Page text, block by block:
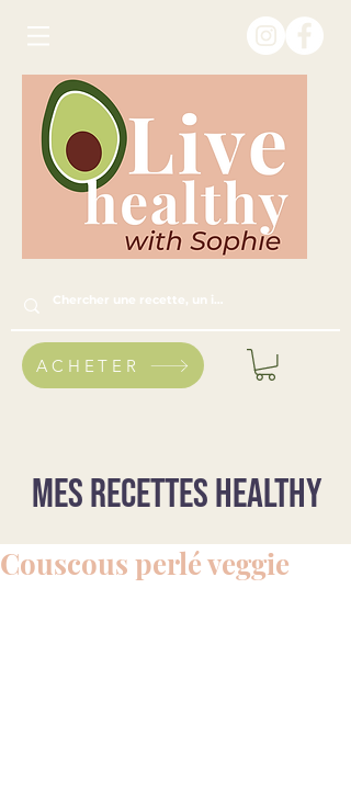
ACHETER
Mes recettes healthy
Couscous perlé veggie